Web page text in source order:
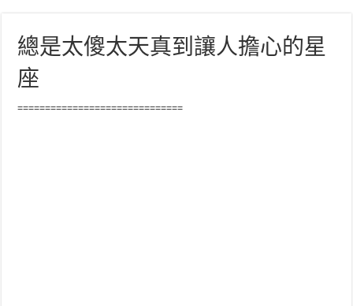
總是太傻太天真到讓人擔心的星
座
==============================